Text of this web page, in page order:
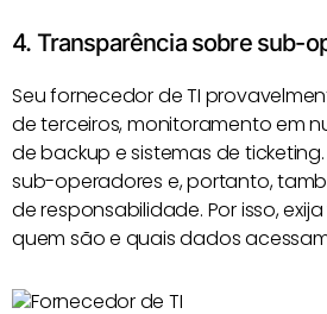
4. Transparência sobre sub-
Seu fornecedor de TI
de terceiros, monitoramento em
de backup e sistemas de
sub-operadores e, portanto,
de responsabilidade. Por isso,
quem são e quais dados